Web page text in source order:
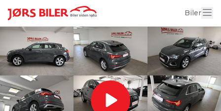
Biler
18 billeder